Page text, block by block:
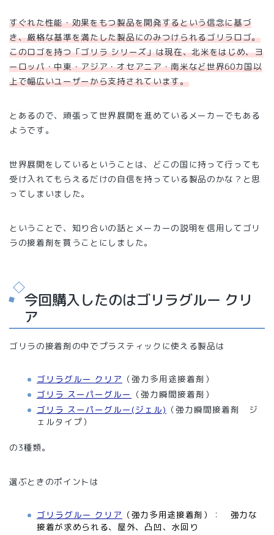
すぐれた性能・効果をもつ製品を開発するという信念に基づ
き、厳格な基準を満たした製品にのみつけられるゴリラロゴ。
このロゴを持つ「ゴリラ シリーズ」は現在、北米をはじめ、ヨ
ーロッパ・中東・アジア・オセアニア・南米など世界60カ国以
上で幅広いユーザーから支持されています。
とあるので、頑張って世界展開を進めているメーカーでもある
ようです。
世界展開をしているということは、どこの国に持って行っても
受け入れてもらえるだけの自信を持っている製品のかな？と思
ってしまいました。
ということで、知り合いの話とメーカーの説明を信用してゴリ
ラの接着剤を買うことにしました。
今回購入したのはゴリラグルー クリ
ア
ゴリラの接着剤の中でプラスティックに使える製品は
ゴリラグルー クリア （強力多用途接着剤）
ゴリラ スーパーグルー （強力瞬間接着剤）
ゴリラ スーパーグルー(ジェル) （強力瞬間接着剤 ジ
ェルタイプ）
の3種類。
選ぶときのポイントは
ゴリラグルー クリア （強力多用途接着剤） ： 強力な
接着が求められる、屋外、凸凹、水回り